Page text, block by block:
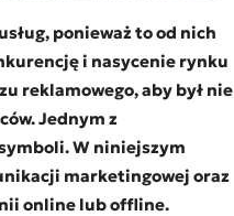
ponieważ to od nich
i nasycenie rynku
reklamowego, aby był nie
Jednym z
W niniejszym
marketingowej oraz
online lub offline.